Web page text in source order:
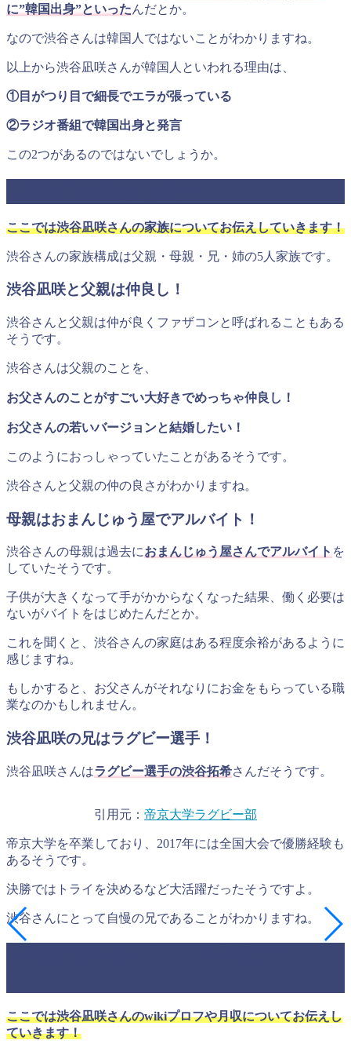
に”韓国出身”といったんだとか。
なので渋谷さんは韓国人ではないことがわかりますね。
以上から渋谷凪咲さんが韓国人といわれる理由は、
①目がつり目で細長でエラが張っている
②ラジオ番組で韓国出身と発言
この2つがあるのではないでしょうか。
ここでは渋谷凪咲さんの家族についてお伝えしていきます！
渋谷さんの家族構成は父親・母親・兄・姉の5人家族です。
渋谷凪咲と父親は仲良し！
渋谷さんと父親は仲が良くファザコンと呼ばれることもある
そうです。
渋谷さんは父親のことを、
お父さんのことがすごい大好きでめっちゃ仲良し！
お父さんの若いバージョンと結婚したい！
このようにおっしゃっていたことがあるそうです。
渋谷さんと父親の仲の良さがわかりますね。
母親はおまんじゅう屋でアルバイト！
渋谷さんの母親は過去におまんじゅう屋さんでアルバイト を
していたそうです。
子供が大きくなって手がかからなくなった結果、働く必要は
ないがバイトをはじめたんだとか。
これを聞くと、渋谷さんの家庭はある程度余裕があるように
感じますね。
もしかすると、お父さんがそれなりにお金をもらっている職
業なのかもしれません。
渋谷凪咲の兄はラグビー選手！
渋谷凪咲さんはラグビー選手の渋谷拓希さんだそうです。
引用元： 帝京大学ラグビー部
帝京大学を卒業しており、2017年には全国大会で優勝経験も
あるそうです。
決勝ではトライを決めるなど大活躍だったそうですよ。
渋谷さんにとって自慢の兄であることがわかりますね。
ここでは渋谷凪咲さんのwikiプロフや月収についてお伝えし
ていきます！